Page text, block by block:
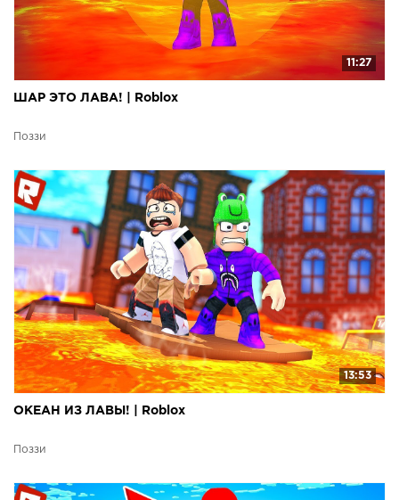
11:27
ШАР ЭТО ЛАВА! | Roblox
Поззи
13:53
ОКЕАН ИЗ ЛАВЫ! | Roblox
Поззи